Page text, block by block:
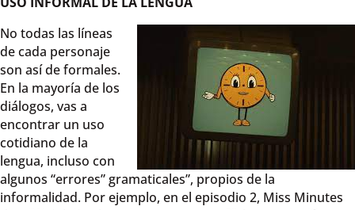
No todas las líneas
de cada personaje
son así de formales.
En la mayoría de los
diálogos, vas a
encontrar un uso
cotidiano de la
lengua, incluso con
algunos “errores” gramaticales”, propios de la
informalidad. Por ejemplo, en el episodio 2, Miss Minutes